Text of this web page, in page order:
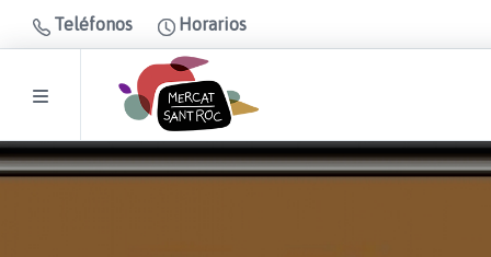
Teléfonos Horarios